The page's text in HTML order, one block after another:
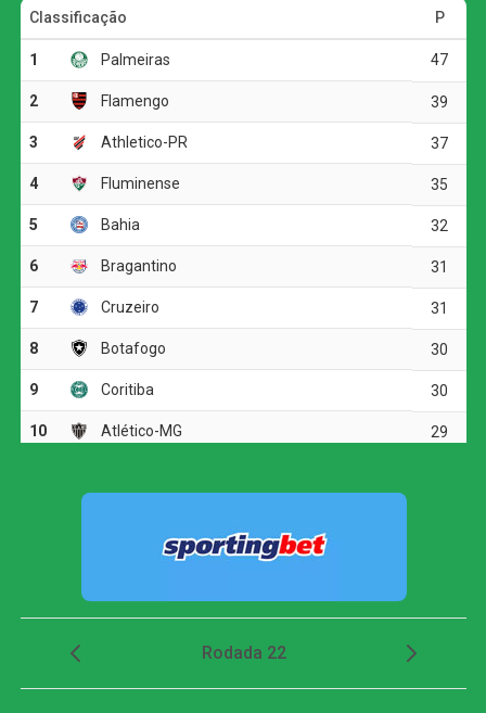
também definirá os mandos de campo.
O jogo
O Vitória precisou de apenas dez minutos para abrir o
placar. Baralhas recebeu a bola próximo à meia-lua e
finalizou colocado. O goleiro Santos não conseguiu
Renê aproveitou o rebote e empurrou para as redes.
O Athletico-PR tentou responder aos 15 minutos.
Mendoza acionou Viveros, que avançou pela esquerda e
cruzou rasteiro para Gilberto. O atacante chegou batendo
de primeira, mas mandou por cima. Dois minutos depois,
Viveros recebeu novamente em boa posição, desta vez
pelo lado direito, e finalizou acima do gol defendido por
Lucas Arcanjo.
Corinthians vence, mas é eliminado da Copa do
mas Santos defendeu sem dificuldade. Já nos
Erick recebeu na ponta direita, cortou Luiz Gustavo para
dentro e bateu de esquerda, sem dar chances ao goleiro